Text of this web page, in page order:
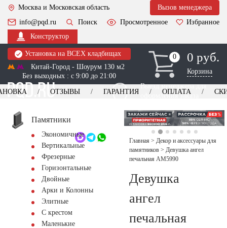
Москва и Московская область
Вызов менеджера
info@pqd.ru
Поиск Просмотренное
Избранное
Конструктор
Установка на ВСЕХ кладбищах
Китай-Город - Шоурум 130 м2
Без выходных : с 9:00 до 21:00
0
0 0 руб.
Корзина
Выезд менеджера для
оформления заказа
+7 (495) 518-44-23
Обратный звонок
ОТЗЫВЫ ГАРАНТИЯ ОПЛАТА
Памятники
Экономичные
Вертикальные
Фрезерные
Горизонтальные
Двойные
Арки и Колонны
Элитные
С крестом
Маленькие
Главная > Декор и аксессуары для
памятников > Девушка ангел
печальная AM5990
Девушка
ангел
печальная